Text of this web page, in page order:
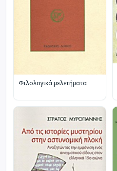
Φιλολογικά μελετήματα